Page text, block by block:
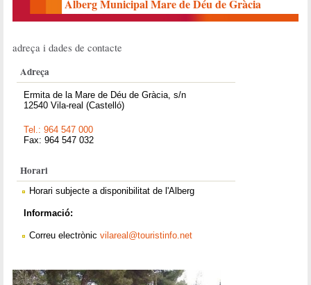
Alberg Municipal Mare de Déu de Gràcia
adreça i dades de contacte
Adreça
Ermita de la Mare de Déu de Gràcia, s/n
12540 Vila-real (Castelló)
Tel.: 964 547 000
Fax: 964 547 032
Horari
Horari subjecte a disponibilitat de l'Alberg
Informació:
Correu electrònic vilareal@touristinfo.net